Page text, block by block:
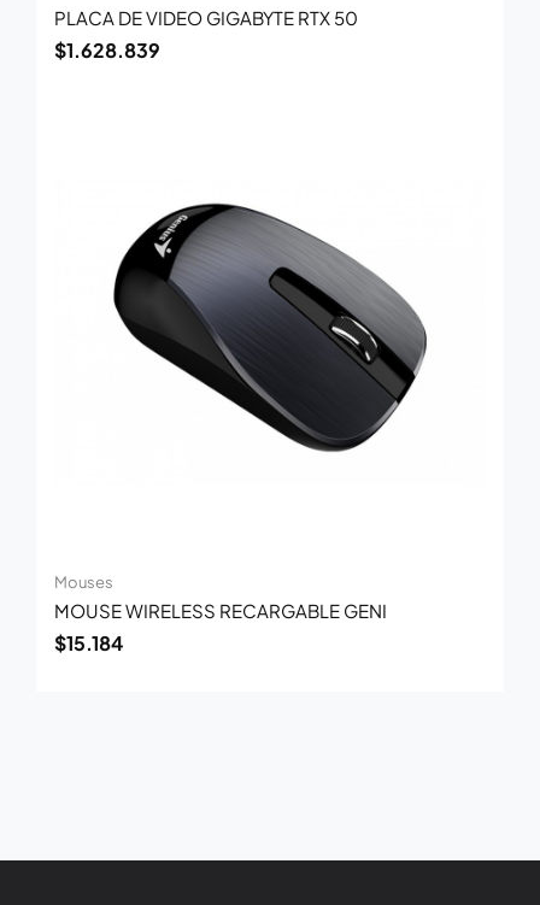
PLACA DE VIDEO GIGABYTE RTX 50
$1.628.839
Mouses
MOUSE WIRELESS RECARGABLE GENI
$15.184